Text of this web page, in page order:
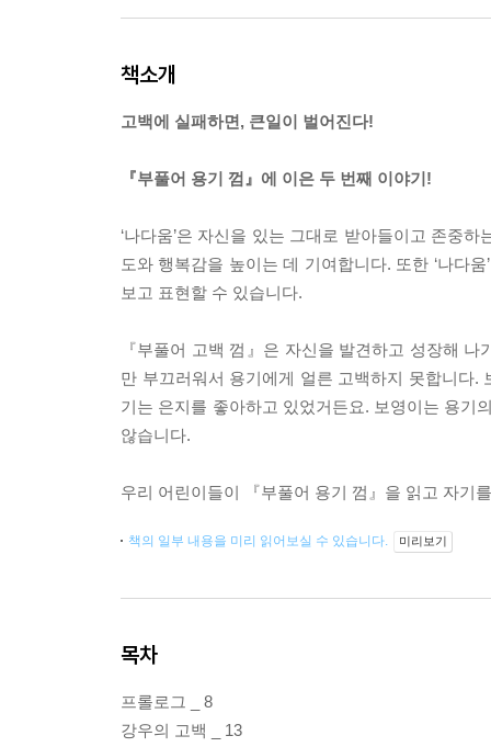
책소개
고백에 실패하면, 큰일이 벌어진다!
『부풀어 용기 껌』에 이은 두 번째 이야기!
‘나다움’은 자신을 있는 그대로 받아들이고 존중
도와 행복감을 높이는 데 기여합니다. 또한 ‘나다
보고 표현할 수 있습니다.
『부풀어 고백 껌』은 자신을 발견하고 성장해
만 부끄러워서 용기에게 얼른 고백하지 못합니다
기는 은지를 좋아하고 있었거든요. 보영이는 용기
않습니다.
우리 어린이들이 『부풀어 용기 껌』을 읽고 자기
책의 일부 내용을 미리 읽어보실 수 있습니다. 미리보기
목차
프롤로그 _ 8
강우의 고백 _ 13